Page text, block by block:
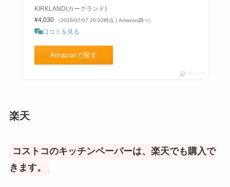
KIRKLAND(カークランド)
¥4,030
（2026/07/07 20:02時点 | Amazon調べ）
口コミを見る
Amazonで探す
ポチップ
楽天
コストコのキッチンペーパーは、楽天でも購入で
きます。